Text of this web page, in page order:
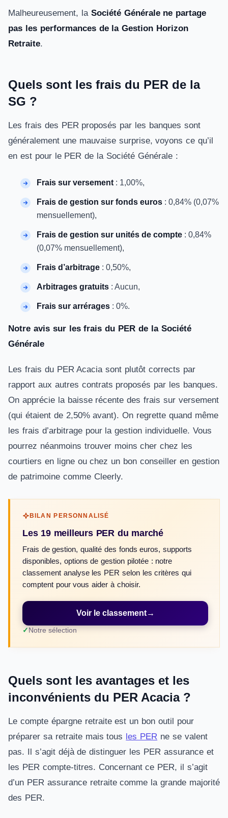
Malheureusement, la Société Générale ne partage
pas les performances de la Gestion Horizon
Retraite.
Quels sont les frais du PER de la
SG ?
Les frais des PER proposés par les banques sont
généralement une mauvaise surprise, voyons ce qu’il
en est pour le PER de la Société Générale :
Frais sur versement : 1,00%,
Frais de gestion sur fonds euros : 0,84% (0,07%
mensuellement),
Frais de gestion sur unités de compte : 0,84%
(0,07% mensuellement),
Frais d’arbitrage : 0,50%,
Arbitrages gratuits : Aucun,
Frais sur arrérages : 0%.
Notre avis sur les frais du PER de la Société
Générale
Les frais du PER Acacia sont plutôt corrects par
rapport aux autres contrats proposés par les banques.
On apprécie la baisse récente des frais sur versement
(qui étaient de 2,50% avant). On regrette quand même
les frais d’arbitrage pour la gestion individuelle. Vous
pourrez néanmoins trouver moins cher chez les
courtiers en ligne ou chez un bon conseiller en gestion
de patrimoine comme Cleerly.
BILAN PERSONNALISÉ
Les 19 meilleurs PER du marché
Frais de gestion, qualité des fonds euros, supports
disponibles, options de gestion pilotée : notre
classement analyse les PER selon les critères qui
comptent pour vous aider à choisir.
Voir le classement→
Notre sélection
Quels sont les avantages et les
inconvénients du PER Acacia ?
Le compte épargne retraite est un bon outil pour
préparer sa retraite mais tous les PER ne se valent
pas. Il s’agit déjà de distinguer les PER assurance et
les PER compte-titres. Concernant ce PER, il s’agit
d’un PER assurance retraite comme la grande majorité
des PER.